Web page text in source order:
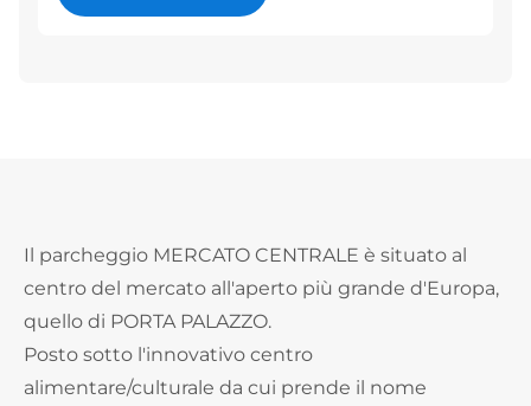
Il parcheggio MERCATO CENTRALE è situato al
centro del mercato all'aperto più grande d'Europa,
quello di PORTA PALAZZO.
Posto sotto l'innovativo centro
alimentare/culturale da cui prende il nome